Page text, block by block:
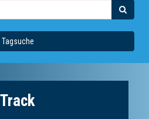
Tagsuche
Track